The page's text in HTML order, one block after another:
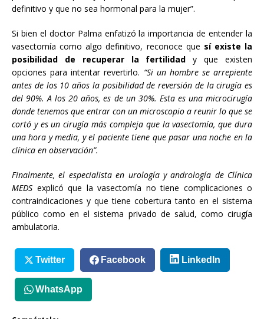
definitivo y que no sea hormonal para la mujer”.
Si bien el doctor Palma enfatizó la importancia de entender la
vasectomía como algo definitivo, reconoce que sí existe la
posibilidad de recuperar la fertilidad
y que existen
opciones para intentar revertirlo. “Si un hombre se arrepiente
antes de los 10 años la posibilidad de reversión de la cirugía es
del 90%. A los 20 años, es de un 30%. Esta es una microcirugía
donde tenemos que entrar con un microscopio a reunir lo que se
cortó y es un cirugía más compleja que la vasectomía, que dura
una hora y media, y el paciente tiene que pasar una noche en la
clínica en observación”.
Finalmente, el especialista en urología y andrología de Clínica
MEDS explicó que la vasectomía no tiene complicaciones o
contraindicaciones y que tiene cobertura tanto en el sistema
público como en el sistema privado de salud, como cirugía
ambulatoria.
Twitter Facebook LinkedIn
WhatsApp